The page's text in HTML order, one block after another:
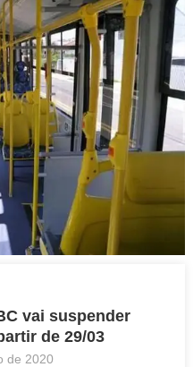
vai suspender
de 29/03
de 2020